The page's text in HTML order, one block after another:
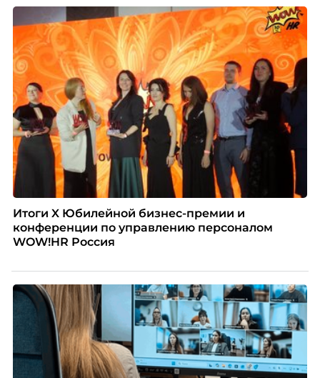
Итоги X Юбилейной бизнес-премии и
конференции по управлению персоналом
WOW!HR Россия